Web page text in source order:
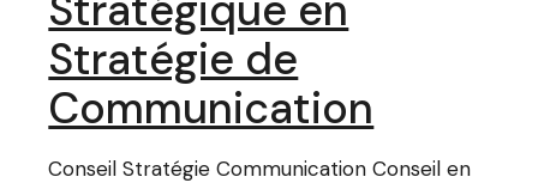
Stratégie de
Communication
Conseil Stratégie Communication Conseil en